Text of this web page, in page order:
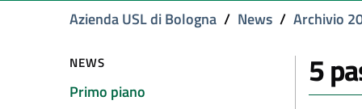
Azienda USL di Bologna / News / Archivio
NEWS
Primo piano
5